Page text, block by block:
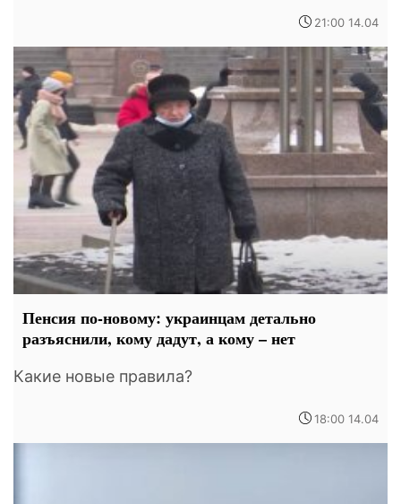
21:00 14.04
Пенсия по-новому: украинцам детально
разъяснили, кому дадут, а кому – нет
Какие новые правила?
18:00 14.04